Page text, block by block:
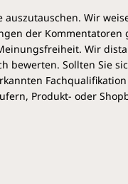
Wir
der Kommentatoren
Wir
bewerten. Sollten Sie
Produkt- oder